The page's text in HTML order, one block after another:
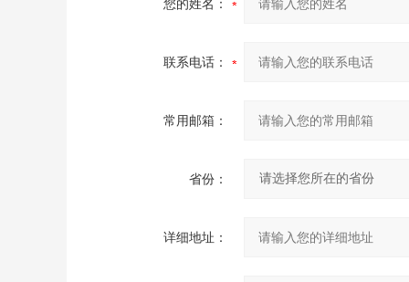
您的姓名：
联系电话：
常用邮箱：
省份：
详细地址：